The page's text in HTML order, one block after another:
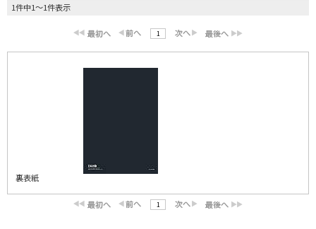
1件中1～1件表示
1
裏表紙
1